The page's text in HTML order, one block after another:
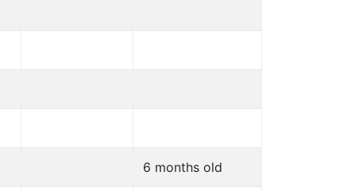
6 months old